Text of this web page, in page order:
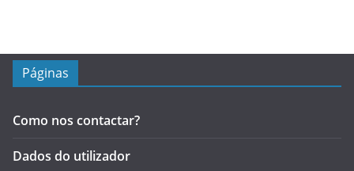
Páginas
Como nos contactar?
Dados do utilizador